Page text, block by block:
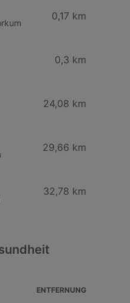
0,17 km
0,3 km
24,08 km
29,66 km
32,78 km
ENTFERNUNG